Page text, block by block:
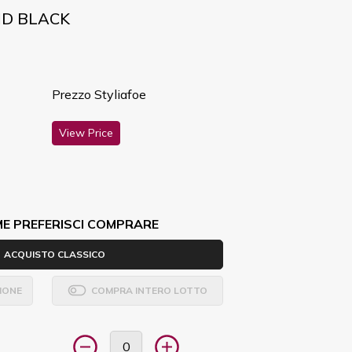
BLACK
Prezzo Styliafoe
View Price
PREFERISCI COMPRARE
ACQUISTO CLASSICO
COMPRA INTERO LOTTO